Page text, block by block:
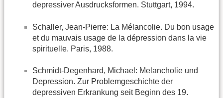
depressiver Ausdrucksformen. Stuttgart, 1994.
Schaller, Jean-Pierre: La Mélancolie. Du bon usage
et du mauvais usage de la dépression dans la vie
spirituelle. Paris, 1988.
Schmidt-Degenhard, Michael: Melancholie und
Depression. Zur Problemgeschichte der
depressiven Erkrankung seit Beginn des 19.